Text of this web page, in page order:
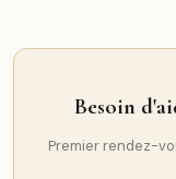
Besoin
Premier rendez-